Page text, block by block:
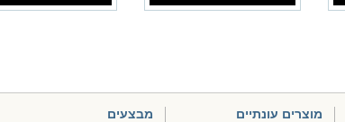
מוצרים עונתיים מבצעים